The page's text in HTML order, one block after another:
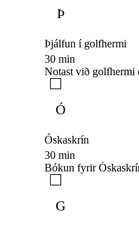
Þ
Þjálfun í golfhermi
30 min
Notast við golfhermi
Ó
Óskaskrín
30 min
Bókun fyrir
G